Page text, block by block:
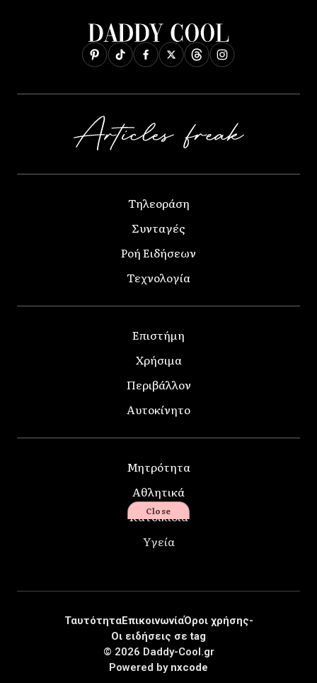
Τηλεοράση
Συνταγές
Ροή Ειδήσεων
Τεχνολογία
Επιστήμη
Χρήσιμα
Περιβάλλον
Αυτοκίνητο
Μητρότητα
Αθλητικά
Κατοικίδια
Υγεία
© 2026 Daddy-Cool.gr
ΤαυτότηταΕπικοινωνίαΌροι χρήσης-
Οι ειδήσεις σε tag
Powered by nxcode
Close